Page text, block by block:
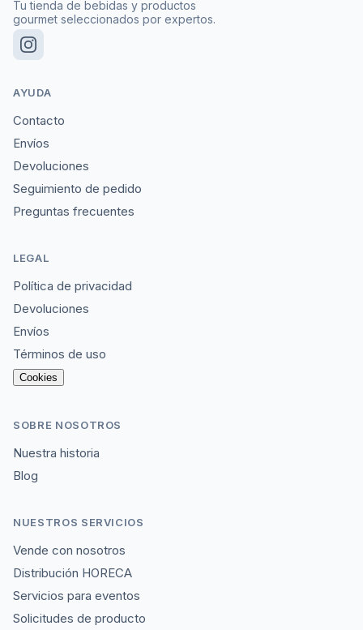
Tu tienda de bebidas y productos
gourmet seleccionados por expertos.
AYUDA
Contacto
Envíos
Devoluciones
Seguimiento de pedido
Preguntas frecuentes
LEGAL
Política de privacidad
Devoluciones
Envíos
Términos de uso
Cookies
SOBRE NOSOTROS
Nuestra historia
Blog
NUESTROS SERVICIOS
Vende con nosotros
Distribución HORECA
Servicios para eventos
Solicitudes de producto